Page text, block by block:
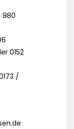
980
0152
/